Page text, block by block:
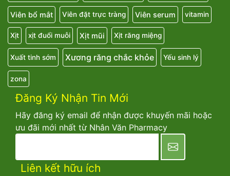
Viên bổ mắt Viên đặt trực tràng Viên serum vitamin
Xịt xịt đuổi muỗi Xịt mũi Xịt răng miệng
Xuất tinh sớm Xương răng chắc khỏe Yếu sinh lý
zona
Đăng Ký Nhận Tin Mới
Hãy đăng ký email để nhận được khuyến mãi hoặc
ưu đãi mới nhất từ Nhân Văn Pharmacy
newsletter
Liên kết hữu ích